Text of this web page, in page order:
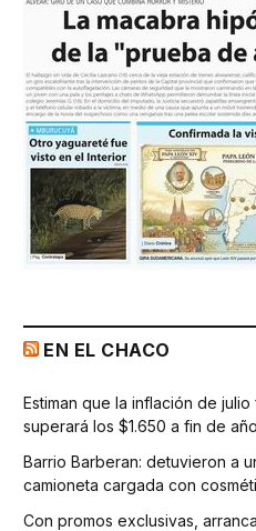
EN EL CHACO
Estiman que la inflación de
superará los $1.650 a fin de año
Barrio Barberan: detuvieron a
camioneta cargada con
Con promos exclusivas,